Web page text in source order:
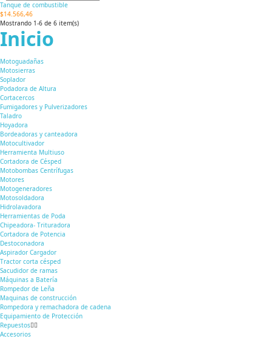
Tanque de combustible
$14.566,46
Mostrando 1-6 de 6 item(s)
Inicio
Motoguadañas
Motosierras
Soplador
Podadora de Altura
Cortacercos
Fumigadores y Pulverizadores
Taladro
Hoyadora
Bordeadoras y canteadora
Motocultivador
Herramienta Multiuso
Cortadora de Césped
Motobombas Centrífugas
Motores
Motogeneradores
Motosoldadora
Hidrolavadora
Herramientas de Poda
Chipeadora- Trituradora
Cortadora de Potencia
Destoconadora
Aspirador Cargador
Tractor corta césped
Sacudidor de ramas
Máquinas a Batería
Rompedor de Leña
Maquinas de construcción
Rompedora y remachadora de cadena
Equipamiento de Protección
Repuestos
Accesorios